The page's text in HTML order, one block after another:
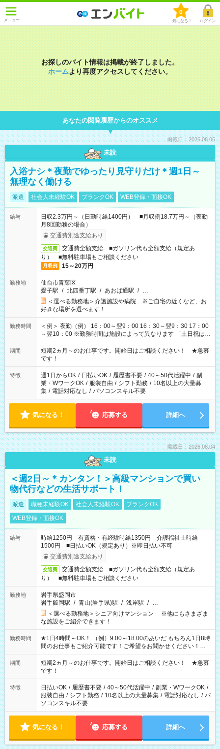
メニュー
0
気になる！ ログイン
お探しのバイト情報は掲載が終了しました。
ホームより再度アクセスしてください。
あなたの閲覧履歴からのオススメ
掲載日：2026.08.06
未読
入浴ナシ＊夜勤でゆったり見守りだけ＊週1日～
無理なく働ける
派遣 社会人未経験OK ブランクOK WEB登録・面接OK
給与
日収2.3万円～（日勤時給1400円） ■月収例18.7万円～（夜勤
月8回勤務の場合）
交通費別途支給あり
交通費
交通費全額支給 ■ガソリン代も全額支給（規定あ
り） ■無料駐車場もご相談ください
月収例 15～20万円
勤務地
仙台市青葉区
愛子駅 / 北四番丁駅 / あおば通駅 / …
＜選べる勤務地＞介護施設や病院 ※ご自宅の近くなど、お
好きな場所を選べます！
勤務時間
＜例＞ 夜勤（例） 16：00～翌9：00 16：30～翌9：30 17：00
～翌10：00 ※勤務時間は施設によって異なります 「土日祝は休
みたい」 「しっかり稼ぎたい」 「もう少し遅い時間から始めた
い」など ご希望にあったお仕事をご案内いたします。 ※未経験
の方の場合は1～2ヶ月間は日中での仕事を経験いただき、 お
仕事に慣れてからの夜勤になります。 ★家庭の都合でお休みが
必要な場合も遠慮なくご相談ください。
期間
短期2ヵ月～のお仕事です。開始日はご相談ください！ ★急募
です！
特徴 週1日からOK / 日払いOK / 履歴書不要 / 40～50代活躍中 / 副
業・WワークOK / 服装自由 / シフト勤務 / 10名以上の大量募
集 / 電話対応なし / パソコンスキル不要
気になる！ 応募する 詳細へ
掲載日：2026.08.04
未読
＜週2日～＊カンタン！＞高級マンションで買い
物代行などの生活サポート！
派遣 職種未経験OK 社会人未経験OK
ブランクOK
WEB登録・面接OK
給与
時給1250円 有資格・有経験時給1350円 介護福祉士時給
1500円 ■日払いOK（規定あり）※即日払い不可
交通費別途支給あり
交通費
交通費全額支給 ■ガソリン代も全額支給（規定あ
り） ■無料駐車場もご相談ください
勤務地
岩手県盛岡市
岩手飯岡駅 / 青山(岩手県)駅 / 浅岸駅 / …
＜選べる勤務地＞シニア向けマンション ※他にもさまざま
な施設をご紹介できます！
勤務時間
★1日4時間～OK！ （例）9:00～18:00のあいだ もちろん1日8時
間のお仕事もご紹介可能です！ご希望をお聞かせください！★
家庭の都合でお休みが必要な場合も遠慮なくご相談ください。
※週最低15時間以上の勤務が必要です
期間
短期2ヵ月～のお仕事です。開始日はご相談ください！ ★急募
です！
特徴 日払いOK / 履歴書不要 / 40～50代活躍中 / 副業・WワークOK /
服装自由 / シフト勤務 / 10名以上の大量募集 / 電話対応なし / パ
ソコンスキル不要
気になる！ 応募する 詳細へ